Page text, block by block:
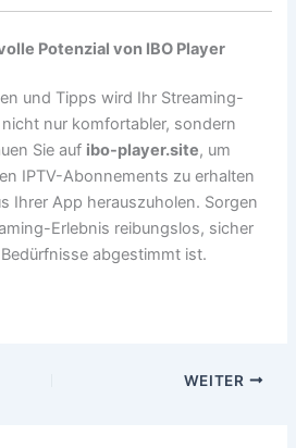
Potenzial von IBO Player
und Tipps wird Ihr Streaming-
nicht nur komfortabler, sondern
Sie auf ibo-player.site, um
IPTV-Abonnements zu erhalten
Ihrer App herauszuholen. Sorgen
Erlebnis reibungslos, sicher
abgestimmt ist.
WEITER